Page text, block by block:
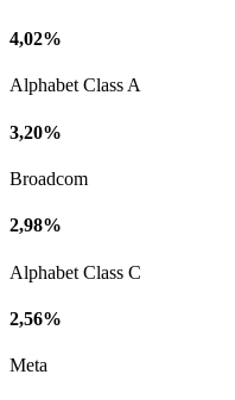
4,02%
Alphabet Class A
3,20%
Broadcom
2,98%
Alphabet Class C
2,56%
Meta